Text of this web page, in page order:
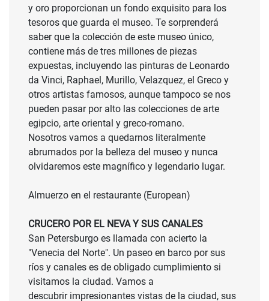
y oro proporcionan un fondo exquisito para los
tesoros que guarda el museo. Te sorprenderá
saber que la colección de este museo único,
contiene más de tres millones de piezas
expuestas, incluyendo las pinturas de Leonardo
da Vinci, Raphael, Murillo, Velazquez, el Greco y
otros artistas famosos, aunque tampoco se nos
pueden pasar por alto las colecciones de arte
egipcio, arte oriental y greco-romano.
Nosotros vamos a quedarnos literalmente
abrumados por la belleza del museo y nunca
olvidaremos este magnífico y legendario lugar.
Almuerzo en el restaurante (European)
CRUCERO POR EL NEVA Y SUS CANALES
San Petersburgo es llamada con acierto la
"Venecia del Norte". Un paseo en barco por sus
ríos y canales es de obligado cumplimiento si
visitamos la ciudad. Vamos a
descubrir impresionantes vistas de la ciudad, sus